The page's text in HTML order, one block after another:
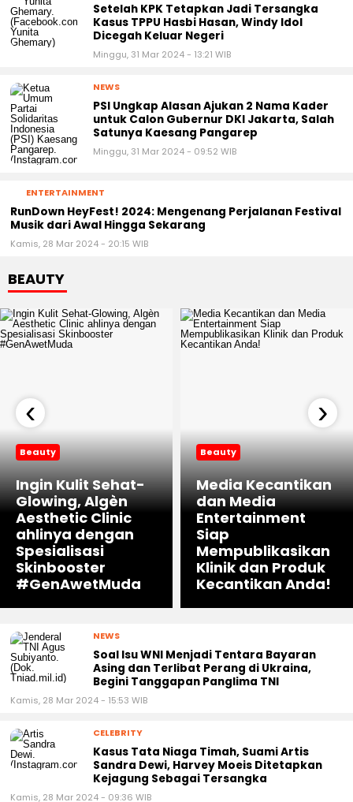
Setelah KPK Tetapkan Jadi Tersangka
Kasus TPPU Hasbi Hasan, Windy Idol
Dicegah Keluar Negeri
Minggu, 31 Mar 2024 - 13:21 WIB
NEWS
PSI Ungkap Alasan Ajukan 2 Nama Kader
untuk Calon Gubernur DKI Jakarta, Salah
Satunya Kaesang Pangarep
Minggu, 31 Mar 2024 - 09:52 WIB
ENTERTAINMENT
RunDown HeyFest! 2024: Mengenang Perjalanan Festival
Musik dari Awal Hingga Sekarang
Kamis, 28 Mar 2024 - 20:15 WIB
BEAUTY
Beauty
Ingin Kulit Sehat-
Glowing, Algèn
Aesthetic Clinic
ahlinya dengan
Spesialisasi
Skinbooster
#GenAwetMuda
Beauty
Media Kecantikan
dan Media
Entertainment
Siap
Mempublikasikan
Klinik dan Produk
Kecantikan Anda!
‹ ›
NEWS
Soal Isu WNI Menjadi Tentara Bayaran
Asing dan Terlibat Perang di Ukraina,
Begini Tanggapan Panglima TNI
Kamis, 28 Mar 2024 - 15:53 WIB
CELEBRITY
Kasus Tata Niaga Timah, Suami Artis
Sandra Dewi, Harvey Moeis Ditetapkan
Kejagung Sebagai Tersangka
Kamis, 28 Mar 2024 - 09:36 WIB